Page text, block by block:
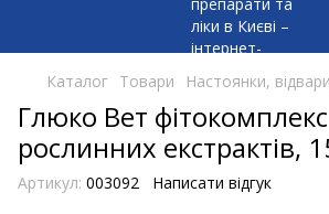
Каталог Товари Настоянки,
Глюко Вет
рослинних екстрактів,
Артикул: 003092 Написати відгук